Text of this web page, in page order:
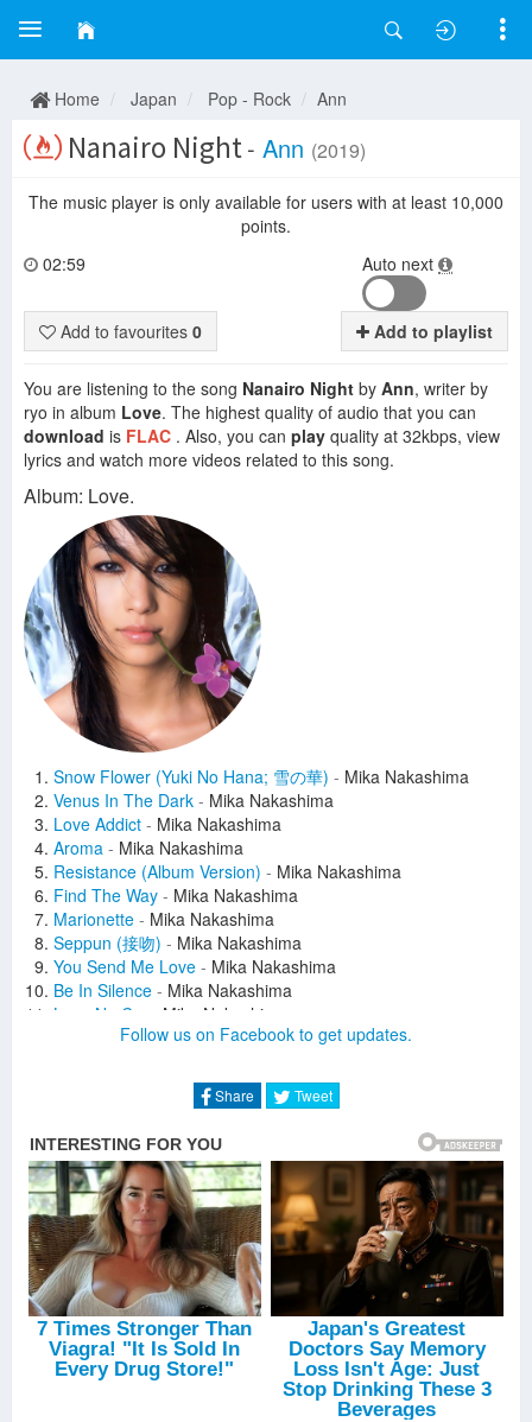
Home Japan Pop - Rock Ann
Nanairo Night- Ann (2019)
The music player is only available for users with at least 10,000
points.
02:59
Auto next
Add to favourites 0 Add to playlist
You are listening to the song Nanairo Night by Ann, writer by
ryo in album Love. The highest quality of audio that you can
download is FLAC . Also, you can play quality at 32kbps, view
lyrics and watch more videos related to this song.
Album: Love.
Snow Flower (Yuki No Hana; 雪の華) - Mika Nakashima
Venus In The Dark - Mika Nakashima
Love Addict - Mika Nakashima
Aroma - Mika Nakashima
Resistance (Album Version) - Mika Nakashima
Find The Way - Mika Nakashima
Marionette - Mika Nakashima
Seppun (接吻) - Mika Nakashima
You Send Me Love - Mika Nakashima
Be In Silence - Mika Nakashima
Love No Cry
Mika Nakashima
I Love You (Aishiteru; Album Version) - Mika Nakashima
Boyz II Men
Ánh Minh
Falling -Ánh Minh
Phép Màu -Ánh Minh
Tôi Là Người Việt Nam -Ánh Minh
Giấc Mơ Chỉ Là Giấc Mơ -Nguyễn Thu Thuỷ
Giã Từ Dỹ Vãng -Hải Mi
Người Đến Từ Triều Châu -Khánh Hoàng
(Everything I Do) I Do It For You
Jim Brickman
Love -Ánh Minh
We're the stars -Aimi
Bản Tình Ca Đầu Tiên -Nguyên Khang
Innocence -Peter Kater
Follow us on Facebook to get updates.
Share Tweet